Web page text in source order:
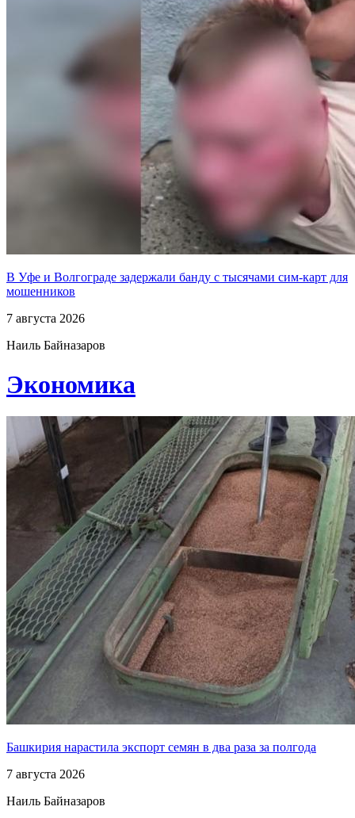
В Уфе и Волгограде задержали банду с тысячами сим-карт для
мошенников
7 августа 2026
Наиль Байназаров
Экономика
Башкирия нарастила экспорт семян в два раза за полгода
7 августа 2026
Наиль Байназаров